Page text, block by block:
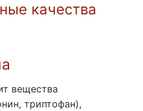
качества
вещества
триптофан),